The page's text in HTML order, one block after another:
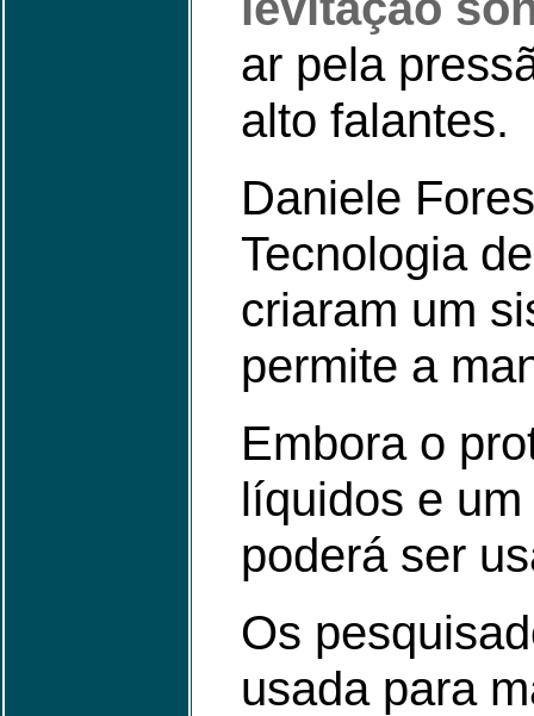
ar pela
alto falantes.
Daniele
Tecnologia
criaram um
permite a
Embora o
líquidos e
poderá ser
Os
usada para